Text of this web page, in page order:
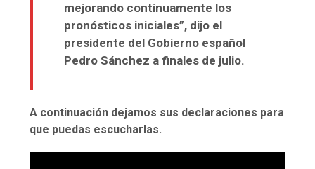
mejorando continuamente los
pronósticos iniciales”, dijo el
presidente del Gobierno español
Pedro Sánchez a finales de julio.
A continuación dejamos sus declaraciones para
que puedas escucharlas.